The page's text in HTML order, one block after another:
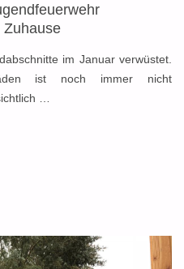
im Januar verwüstet.
ist noch immer nicht
…